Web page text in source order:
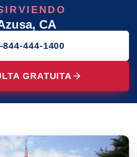
, CA
844-444-1400
GRATUITA